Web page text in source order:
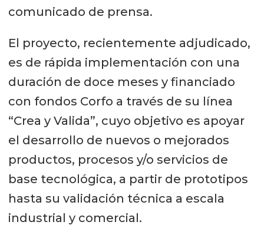
comunicado de prensa.
El proyecto, recientemente adjudicado,
es de rápida implementación con una
duración de doce meses y financiado
con fondos Corfo a través de su línea
“Crea y Valida”, cuyo objetivo es apoyar
el desarrollo de nuevos o mejorados
productos, procesos y/o servicios de
base tecnológica, a partir de prototipos
hasta su validación técnica a escala
industrial y comercial.